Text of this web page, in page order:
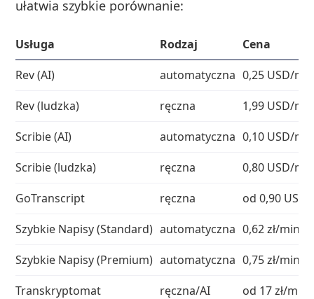
ułatwia szybkie porównanie:
Usługa Rodzaj
Cena
Rev (AI)
automatyczna 0,25 USD/
Rev (ludzka)
ręczna
1,99 USD/
Scribie (AI)
automatyczna 0,10 USD/
Scribie (ludzka)
ręczna
0,80 USD/
GoTranscript
ręczna
od 0,90
Szybkie Napisy (Standard) automatyczna 0,62 zł/min
Szybkie Napisy (Premium) automatyczna 0,75 zł/min
Transkryptomat
ręczna/AI
od 17 zł/